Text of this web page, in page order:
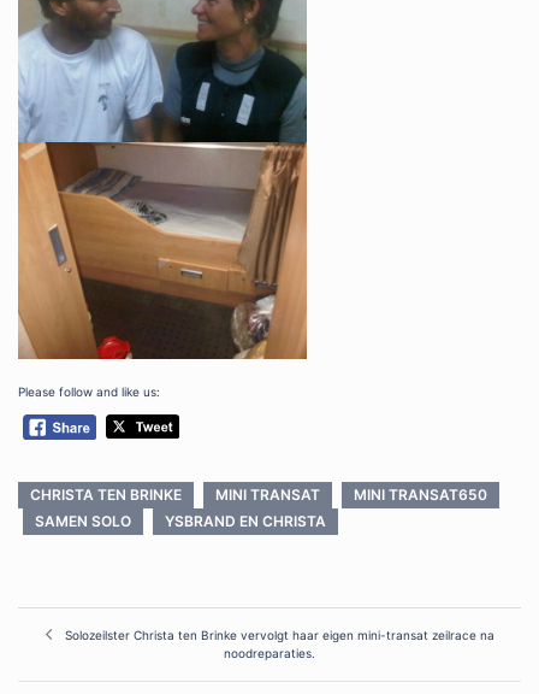
Please follow and like us:
CHRISTA TEN BRINKE MINI TRANSAT
MINI TRANSAT650
SAMEN SOLO
YSBRAND EN CHRISTA
PostSolozeilster Christa ten Brinke vervolgt haar eigen mini-transat zeilrace na
noodreparaties.